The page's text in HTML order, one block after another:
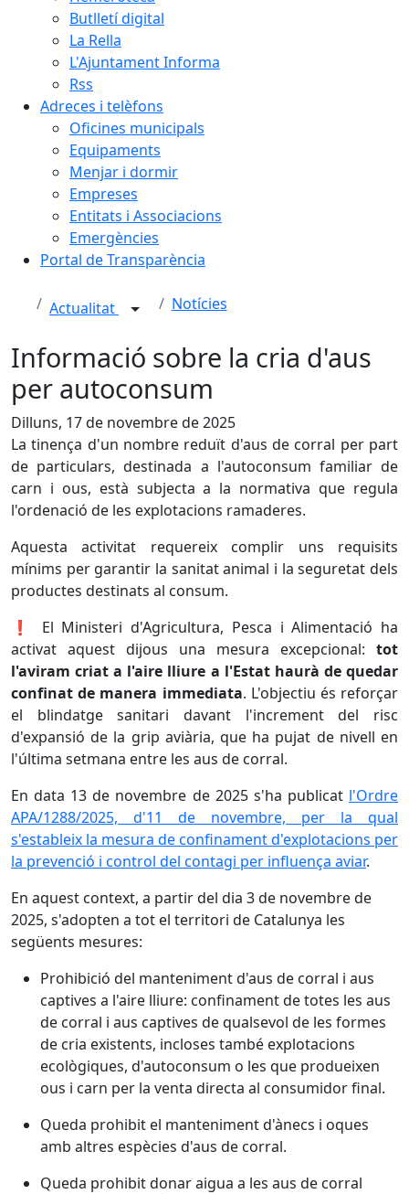
Butlletí digital
La Rella
L'Ajuntament Informa
Rss
Adreces i telèfons
Oficines municipals
Equipaments
Menjar i dormir
Empreses
Entitats i Associacions
Emergències
Portal de Transparència
Actualitat Notícies
Informació sobre la cria d'aus
per autoconsum
Dilluns, 17 de novembre de 2025
La tinença d'un nombre reduït d'aus de corral per part
de particulars, destinada a l'autoconsum familiar de
carn i ous, està subjecta a la normativa que regula
l'ordenació de les explotacions ramaderes.
Aquesta activitat requereix complir uns requisits
mínims per garantir la sanitat animal i la seguretat dels
productes destinats al consum.
❗ El Ministeri d'Agricultura, Pesca i Alimentació ha
activat aquest dijous una mesura excepcional: tot
l'aviram criat a l'aire lliure a l'Estat haurà de quedar
confinat de manera immediata. L'objectiu és reforçar
el blindatge sanitari davant l'increment del risc
d'expansió de la grip aviària, que ha pujat de nivell en
l'última setmana entre les aus de corral.
En data 13 de novembre de 2025 s'ha publicat l'Ordre
APA/1288/2025, d'11 de novembre, per la qual
s'estableix la mesura de confinament d'explotacions per
la prevenció i control del contagi per influença aviar.
En aquest context, a partir del dia 3 de novembre de
2025, s'adopten a tot el territori de Catalunya les
següents mesures:
Prohibició del manteniment d'aus de corral i aus
captives a l'aire lliure: confinament de totes les aus
de corral i aus captives de qualsevol de les formes
de cria existents, incloses també explotacions
ecològiques, d'autoconsum o les que produeixen
ous i carn per la venta directa al consumidor final.
Queda prohibit el manteniment d'ànecs i oques
amb altres espècies d'aus de corral.
Queda prohibit donar aigua a les aus de corral